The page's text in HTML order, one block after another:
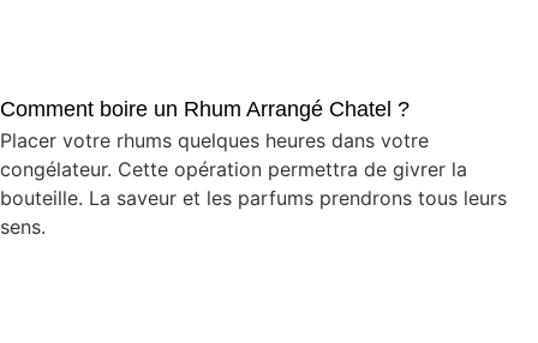
Comment boire un Rhum Arrangé Chatel ?
Placer votre rhums quelques heures dans votre
congélateur. Cette opération permettra de givrer la
bouteille. La saveur et les parfums prendrons tous leurs
sens.